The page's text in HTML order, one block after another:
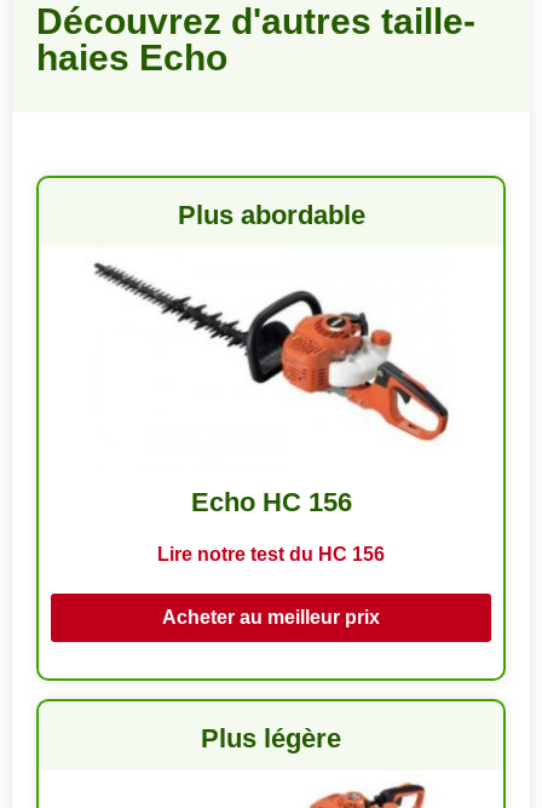
Découvrez d'autres taille-
haies Echo
Plus abordable
Echo HC 156
Lire notre test du HC 156
Acheter au meilleur prix
Plus légère